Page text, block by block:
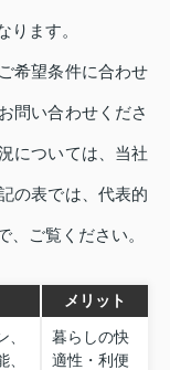
ります。
希望条件に合わせ
問い合わせくださ
については、当社
の表では、代表的
ご覧ください。
メリット
暮らしの快
適性・利便